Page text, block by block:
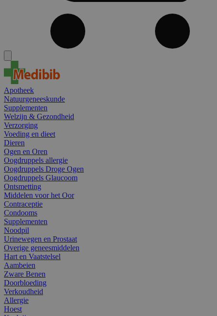
Apotheek
Natuurgeneeskunde
Supplementen
Welzijn & Gezondheid
Verzorging
Voeding en dieet
Dieren
Ogen en Oren
Oogdruppels allergie
Oogdruppels Droge Ogen
Oogdruppels Glaucoom
Ontsmetting
Middelen voor het Oor
Contraceptie
Condooms
Supplementen
Noodpil
Urinewegen en Prostaat
Overige geneesmiddelen
Hart en Vaatstelsel
Aambeien
Zware Benen
Doorbloeding
Verkoudheid
Allergie
Hoest